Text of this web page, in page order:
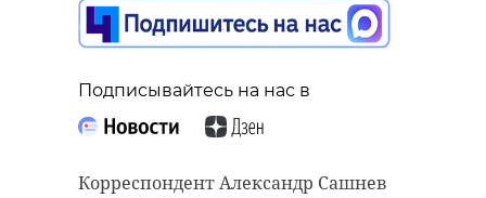
Подписывайтесь на нас в
Корреспондент Александр Сашнев